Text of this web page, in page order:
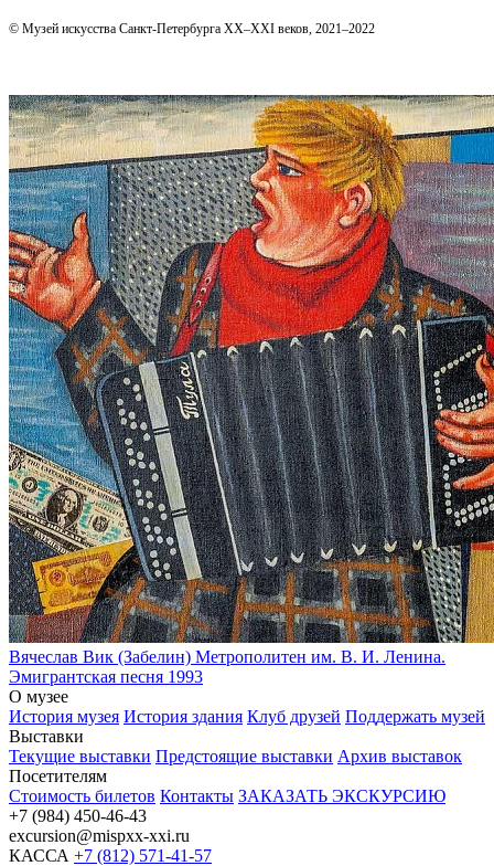
© Музей искусства Санкт-Петербурга XX–XXI веков, 2021–2022
Вячеслав Вик (Забелин) Метрополитен им. В. И. Ленина.
Эмигрантская песня 1993
О музее
История музея История здания Клуб друзей Поддержать музей
Выставки
Текущие выставки Предстоящие выставки Архив выставок
Посетителям
Стоимость билетов Контакты ЗАКАЗАТЬ ЭКСКУРСИЮ
+7 (984) 450-46-43
excursion@mispxx-xxi.ru
КАССА +7 (812) 571-41-57